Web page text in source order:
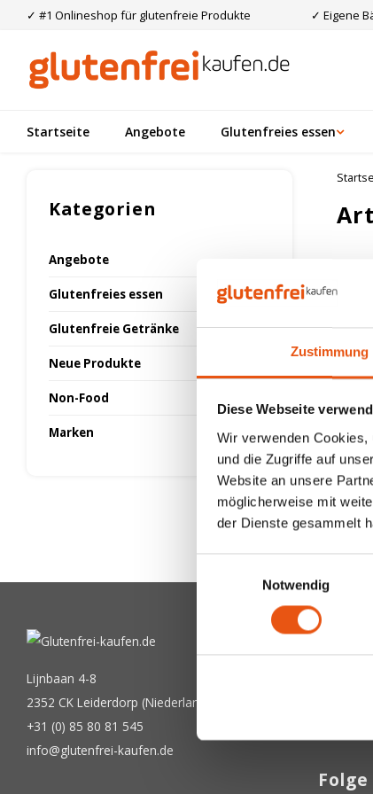
Zustimmung
Diese Webseite
Wir verwenden
und die Zugriffe auf
Website an unsere
möglicherweise mit
der Dienste gesammelt
Notwendig
✓ #1 Onlineshop für glutenfreie Produkte ✓ Eigene
Startseite Angebote Glutenfreies essen
Kategorien
Angebote
Glutenfreies essen
Glutenfreie Getränke
Neue Produkte
Non-Food
Marken
Lijnbaan 4-8
2352 CK Leiderdorp (Niederlande)
+31 (0) 85 80 81 545
info@glutenfrei-kaufen.de
Folge